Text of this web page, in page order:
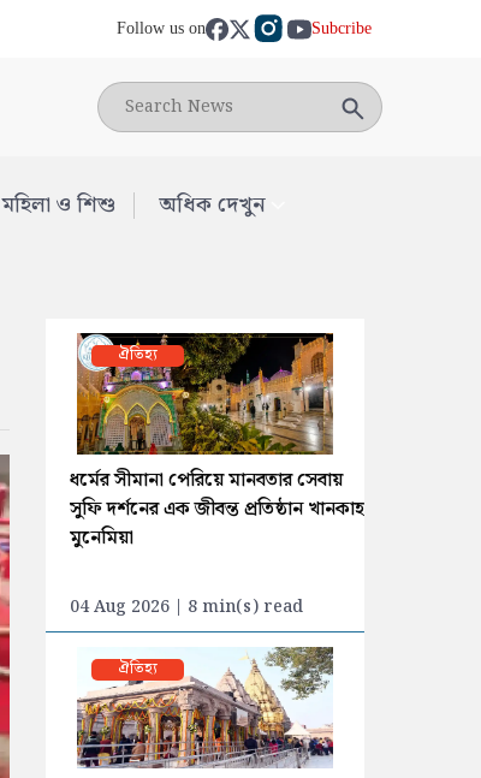
Follow us on Subcribe
মহিলা ও শিশু অধিক দেখুন
ঐতিহ্য
ধর্মের সীমানা পেরিয়ে মানবতার সেবায়
সুফি দর্শনের এক জীবন্ত প্রতিষ্ঠান খানকাহ
মুনেমিয়া
04 Aug 2026 | 8 min(s) read
ঐতিহ্য